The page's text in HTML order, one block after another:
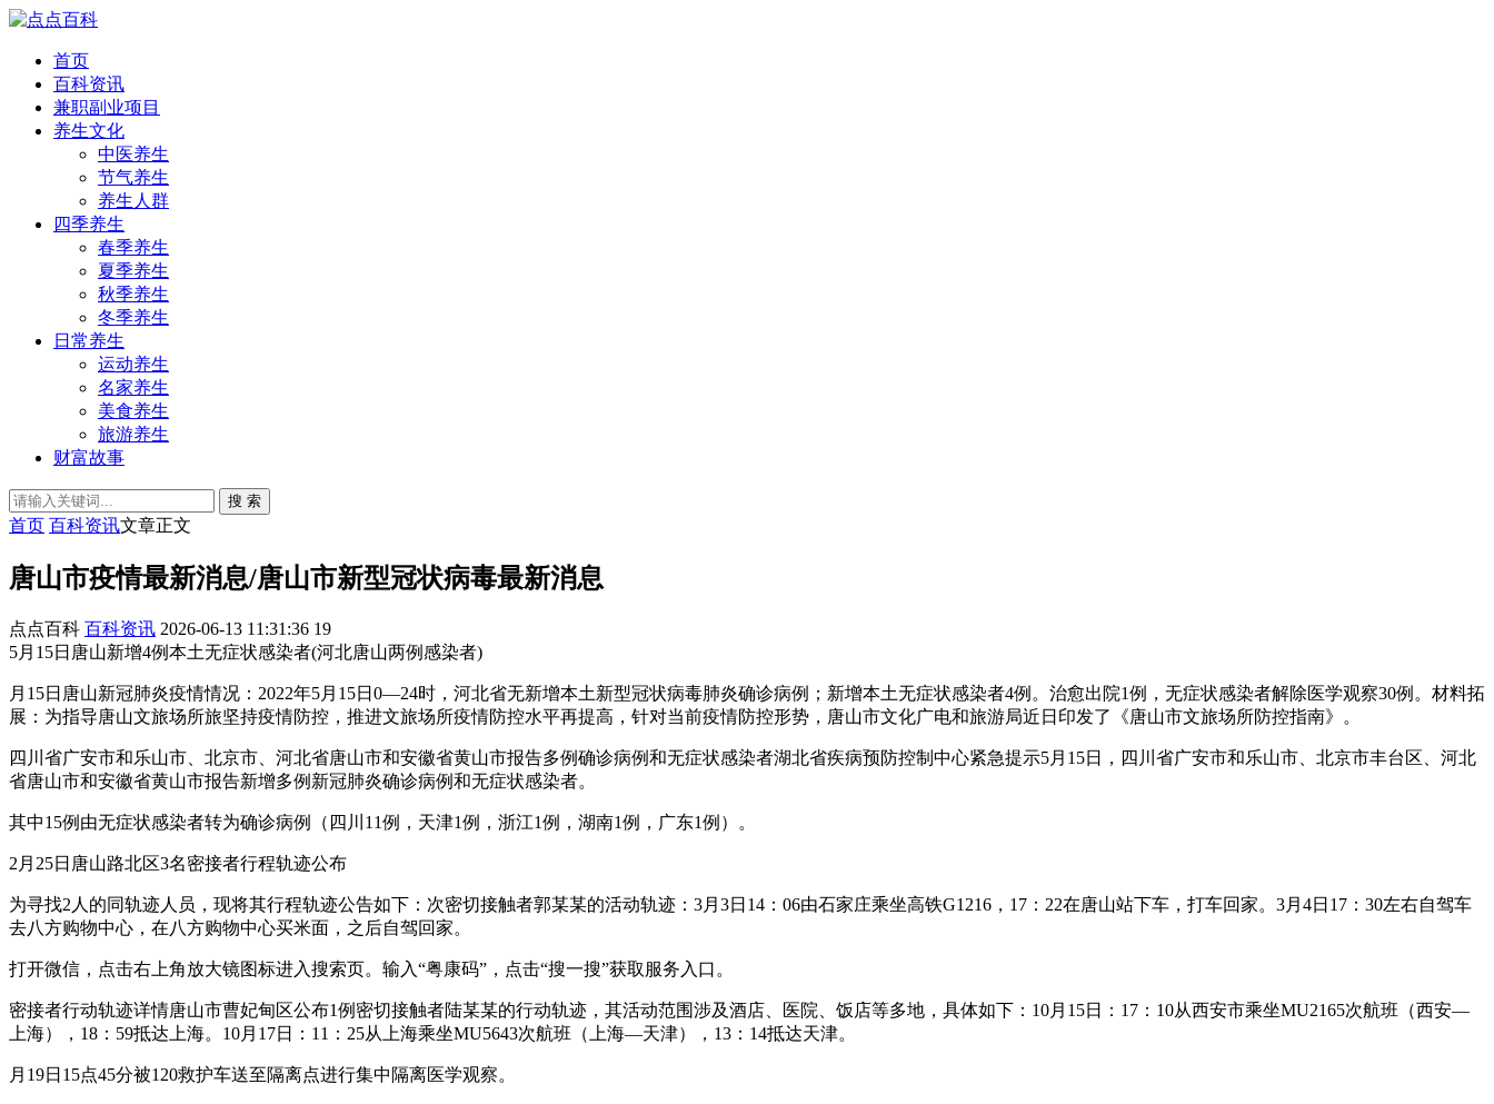
首页
百科资讯
兼职副业项目
养生文化
中医养生
节气养生
养生人群
四季养生
春季养生
夏季养生
秋季养生
冬季养生
日常养生
运动养生
名家养生
美食养生
旅游养生
财富故事
搜 索
首页 百科资讯文章正文
唐山市疫情最新消息/唐山市新型冠状病毒最新消息
点点百科 百科资讯 2026-06-13 11:31:36 19
5月15日唐山新增4例本土无症状感染者(河北唐山两例感染者)
月15日唐山新冠肺炎疫情情况：2022年5月15日0—24时，河北省无新增本土新型冠状病毒肺炎确诊病例；新增本土无症状感染者4例。治愈出院1例，无症状感染者解除医学观察30例。材料拓
展：为指导唐山文旅场所旅坚持疫情防控，推进文旅场所疫情防控水平再提高，针对当前疫情防控形势，唐山市文化广电和旅游局近日印发了《唐山市文旅场所防控指南》。
四川省广安市和乐山市、北京市、河北省唐山市和安徽省黄山市报告多例确诊病例和无症状感染者湖北省疾病预防控制中心紧急提示5月15日，四川省广安市和乐山市、北京市丰台区、河北
省唐山市和安徽省黄山市报告新增多例新冠肺炎确诊病例和无症状感染者。
其中15例由无症状感染者转为确诊病例（四川11例，天津1例，浙江1例，湖南1例，广东1例）。
2月25日唐山路北区3名密接者行程轨迹公布
为寻找2人的同轨迹人员，现将其行程轨迹公告如下：次密切接触者郭某某的活动轨迹：3月3日14：06由石家庄乘坐高铁G1216，17：22在唐山站下车，打车回家。3月4日17：30左右自驾车
去八方购物中心，在八方购物中心买米面，之后自驾回家。
打开微信，点击右上角放大镜图标进入搜索页。输入“粤康码”，点击“搜一搜”获取服务入口。
密接者行动轨迹详情唐山市曹妃甸区公布1例密切接触者陆某某的行动轨迹，其活动范围涉及酒店、医院、饭店等多地，具体如下：10月15日：17：10从西安市乘坐MU2165次航班（西安—
上海），18：59抵达上海。10月17日：11：25从上海乘坐MU5643次航班（上海—天津），13：14抵达天津。
月19日15点45分被120救护车送至隔离点进行集中隔离医学观察。